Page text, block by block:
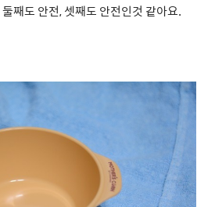
째도 안전, 셋째도 안전인것 같아요.